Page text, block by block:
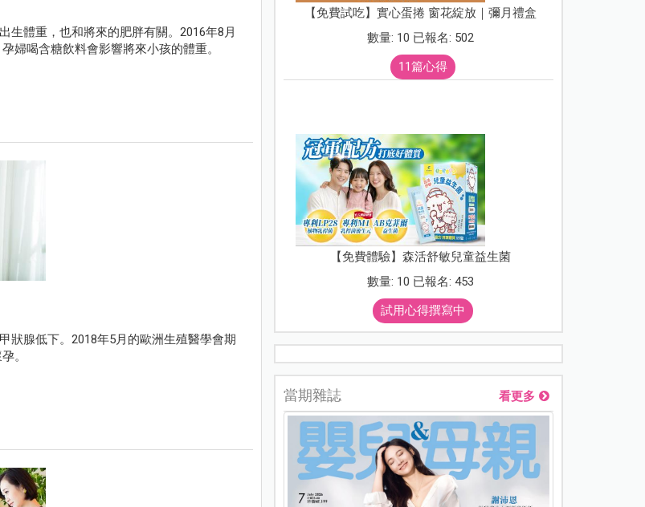
生體重，也和將來的肥胖有關。2016年8月
婦喝含糖飲料會影響將來小孩的體重。
狀腺低下。2018年5月的歐洲生殖醫學會期
。
【免費試吃】實心蛋捲 窗花綻放｜彌月禮盒
數量: 10 已報名: 502
11篇心得
【免費體驗】森活舒敏兒童益生菌
數量: 10 已報名: 453
試用心得撰寫中
當期雜誌 看更多